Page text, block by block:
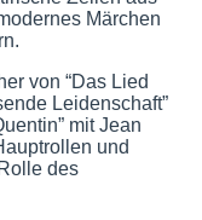
Märchen
von “Das Lied
Leidenschaft”
mit Jean
und
des